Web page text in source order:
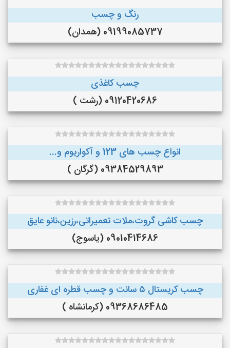
رنگ و چسب
09199085737 (همدان)
چسب کاغذی
09120420686 (رشت )
انواع چسب های 123 و آکواریوم و...
09384529893 (گرگان )
چسب کاشی گروت،ملات تعمیراتی،رزین،نانو عایق
09010414686 (یاسوج)
چسب کریستال ۵ سانت و چسب قطره ای غفاری
09368686485 (کرمانشاه )